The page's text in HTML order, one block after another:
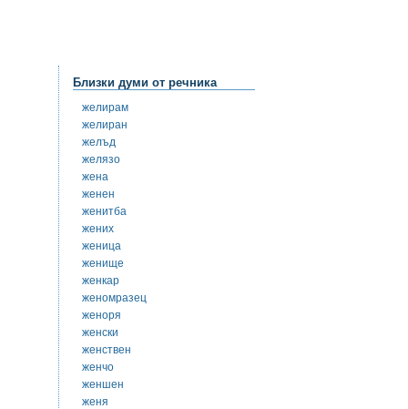
Близки думи от речника
желирам
желиран
желъд
желязо
жена
женен
женитба
жених
женица
женище
женкар
женомразец
женоря
женски
женствен
женчо
женшен
женя